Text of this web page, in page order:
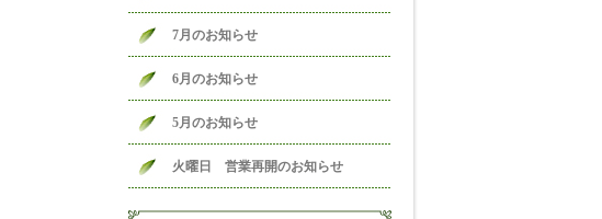
7月のお知らせ
6月のお知らせ
5月のお知らせ
火曜日 営業再開のお知らせ